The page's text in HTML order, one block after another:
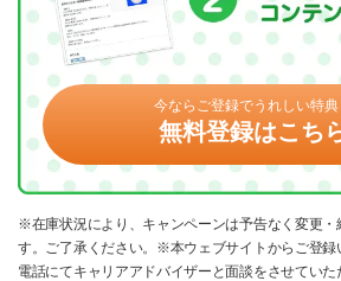
今ならご登録でうれしい特典
無料登録はこち
※在庫状況により、キャンペーンは予告なく変更・
す。ご了承ください。※本ウェブサイトからご登録
電話にてキャリアアドバイザーと面談をさせていた